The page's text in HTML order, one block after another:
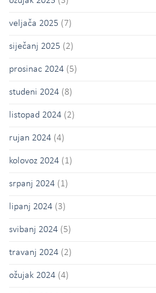
veljača 2025 (7)
siječanj 2025 (2)
prosinac 2024 (5)
studeni 2024 (8)
listopad 2024 (2)
rujan 2024 (4)
kolovoz 2024 (1)
srpanj 2024 (1)
lipanj 2024 (3)
svibanj 2024 (5)
travanj 2024 (2)
ožujak 2024 (4)